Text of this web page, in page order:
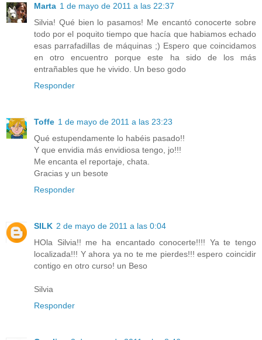
Marta 1 de mayo de 2011 a las 22:37
Silvia! Qué bien lo pasamos! Me encantó conocerte sobre
todo por el poquito tiempo que hacía que habiamos echado
esas parrafadillas de máquinas ;) Espero que coincidamos
en otro encuentro porque este ha sido de los más
entrañables que he vivido. Un beso godo
Responder
Toffe 1 de mayo de 2011 a las 23:23
Qué estupendamente lo habéis pasado!!
Y que envidia más envidiosa tengo, jo!!!
Me encanta el reportaje, chata.
Gracias y un besote
Responder
SILK 2 de mayo de 2011 a las 0:04
HOla Silvia!! me ha encantado conocerte!!!! Ya te tengo
localizada!!! Y ahora ya no te me pierdes!!! espero coincidir
contigo en otro curso! un Beso
Silvia
Responder